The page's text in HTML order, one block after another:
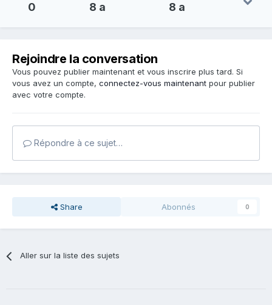
0 8 a 8 a
Rejoindre la conversation
Vous pouvez publier maintenant et vous inscrire plus tard. Si
vous avez un compte, connectez-vous maintenant pour publier
avec votre compte.
Répondre à ce sujet…
Share Abonnés 0
Aller sur la liste des sujets